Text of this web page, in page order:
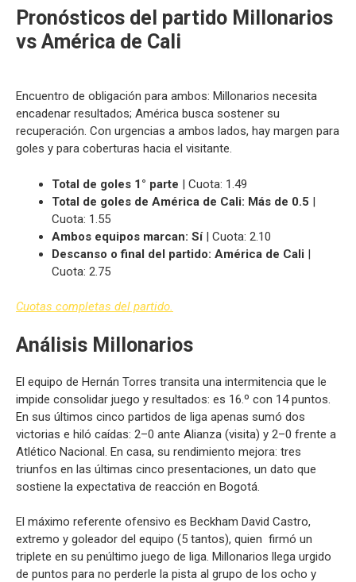
Pronósticos del partido Millonarios
vs América de Cali
Encuentro de obligación para ambos: Millonarios necesita
encadenar resultados; América busca sostener su
recuperación. Con urgencias a ambos lados, hay margen para
goles y para coberturas hacia el visitante.
Total de goles 1° parte | Cuota: 1.49
Total de goles de América de Cali: Más de 0.5 |
Cuota: 1.55
Ambos equipos marcan: Sí| Cuota: 2.10
Descanso o final del partido: América de Cali |
Cuota: 2.75
Cuotas completas del partido.
Análisis Millonarios
El equipo de Hernán Torres transita una intermitencia que le
impide consolidar juego y resultados: es 16.º con 14 puntos.
En sus últimos cinco partidos de liga apenas sumó dos
victorias e hiló caídas: 2–0 ante Alianza (visita) y 2–0 frente a
Atlético Nacional. En casa, su rendimiento mejora: tres
triunfos en las últimas cinco presentaciones, un dato que
sostiene la expectativa de reacción en Bogotá.
El máximo referente ofensivo es Beckham David Castro,
extremo y goleador del equipo (5 tantos), quien firmó un
triplete en su penúltimo juego de liga. Millonarios llega urgido
de puntos para no perderle la pista al grupo de los ocho y